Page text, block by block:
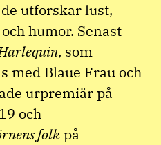
utforskar lust,
humor. Senast
, som
med Blaue Frau och
urpremiär på
och
folkpå